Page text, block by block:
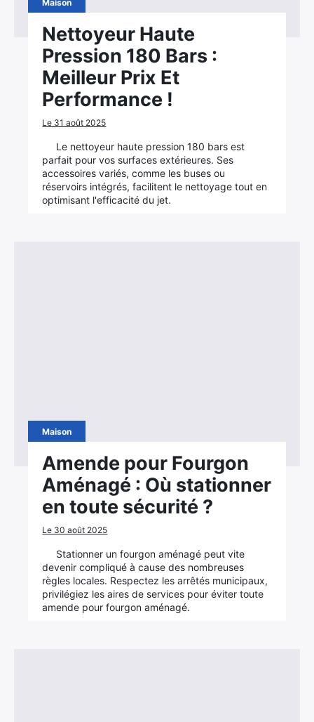
Maison
Nettoyeur Haute
Pression 180 Bars :
Meilleur Prix Et
Performance !
Le 31 août 2025
Le nettoyeur haute pression 180 bars est
parfait pour vos surfaces extérieures. Ses
accessoires variés, comme les buses ou
réservoirs intégrés, facilitent le nettoyage tout en
optimisant l'efficacité du jet.
Maison
Amende pour Fourgon
Aménagé : Où stationner
en toute sécurité ?
Le 30 août 2025
Stationner un fourgon aménagé peut vite
devenir compliqué à cause des nombreuses
règles locales. Respectez les arrêtés municipaux,
privilégiez les aires de services pour éviter toute
amende pour fourgon aménagé.